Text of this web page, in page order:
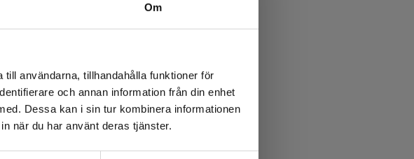
Om
användarna, tillhandahålla funktioner för
och annan information från din enhet
Dessa kan i sin tur kombinera informationen
när du har använt deras tjänster.
via en
utanför